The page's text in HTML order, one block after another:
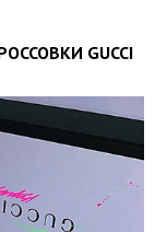
GUCCI